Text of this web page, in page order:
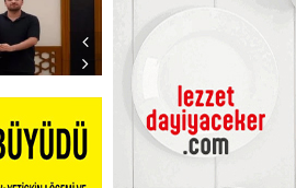
başlıyor! İlk
düdük Bolu'da
çalacak